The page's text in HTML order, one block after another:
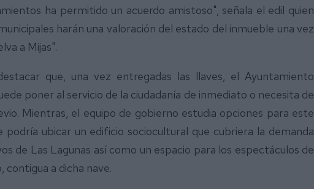
ha permitido un acuerdo amistoso", señala el edil quien
harán una valoración del estado del inmueble una vez
a Mijas".
que, una vez entregadas las llaves, el Ayuntamiento
poner al servicio de la ciudadanía de inmediato o necesita de
Mientras, el equipo de gobierno estudia opciones para este
ubicar un edificio sociocultural que cubriera la demanda
de Las Lagunas así como un espacio para los espectáculos de
contigua a dicha nave.